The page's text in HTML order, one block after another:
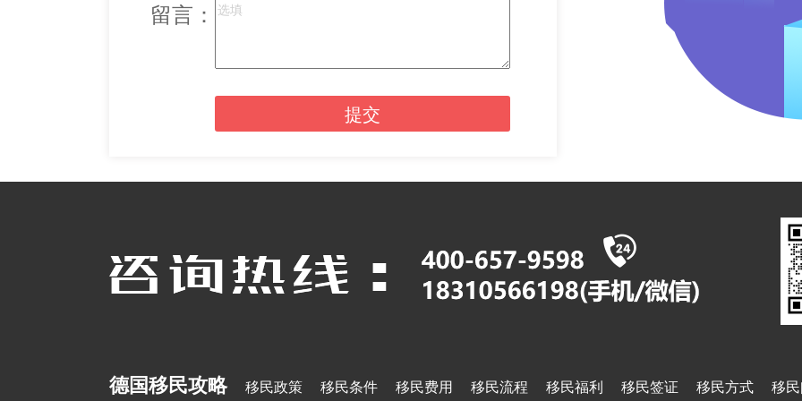
留言：
提交
德国移民攻略 移民政策 移民条件 移民费用 移民流程 移民福利 移民签证 移民方式 移